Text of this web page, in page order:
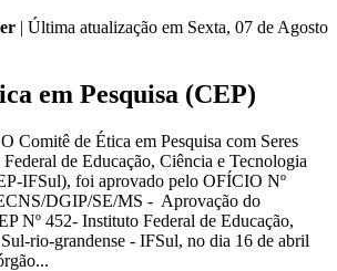
| Última atualização em Sexta, 07 de Agosto
em Pesquisa (CEP)
Comitê de Ética em Pesquisa com Seres
de Educação, Ciência e Tecnologia
IFSul), foi aprovado pelo OFÍCIO Nº
DGIP/SE/MS - Aprovação do
Nº 452- Instituto Federal de Educação,
rio-grandense - IFSul, no dia 16 de abril